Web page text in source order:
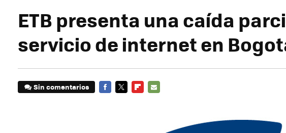
ETB presenta una caída
servicio de internet en
Sin comentarios